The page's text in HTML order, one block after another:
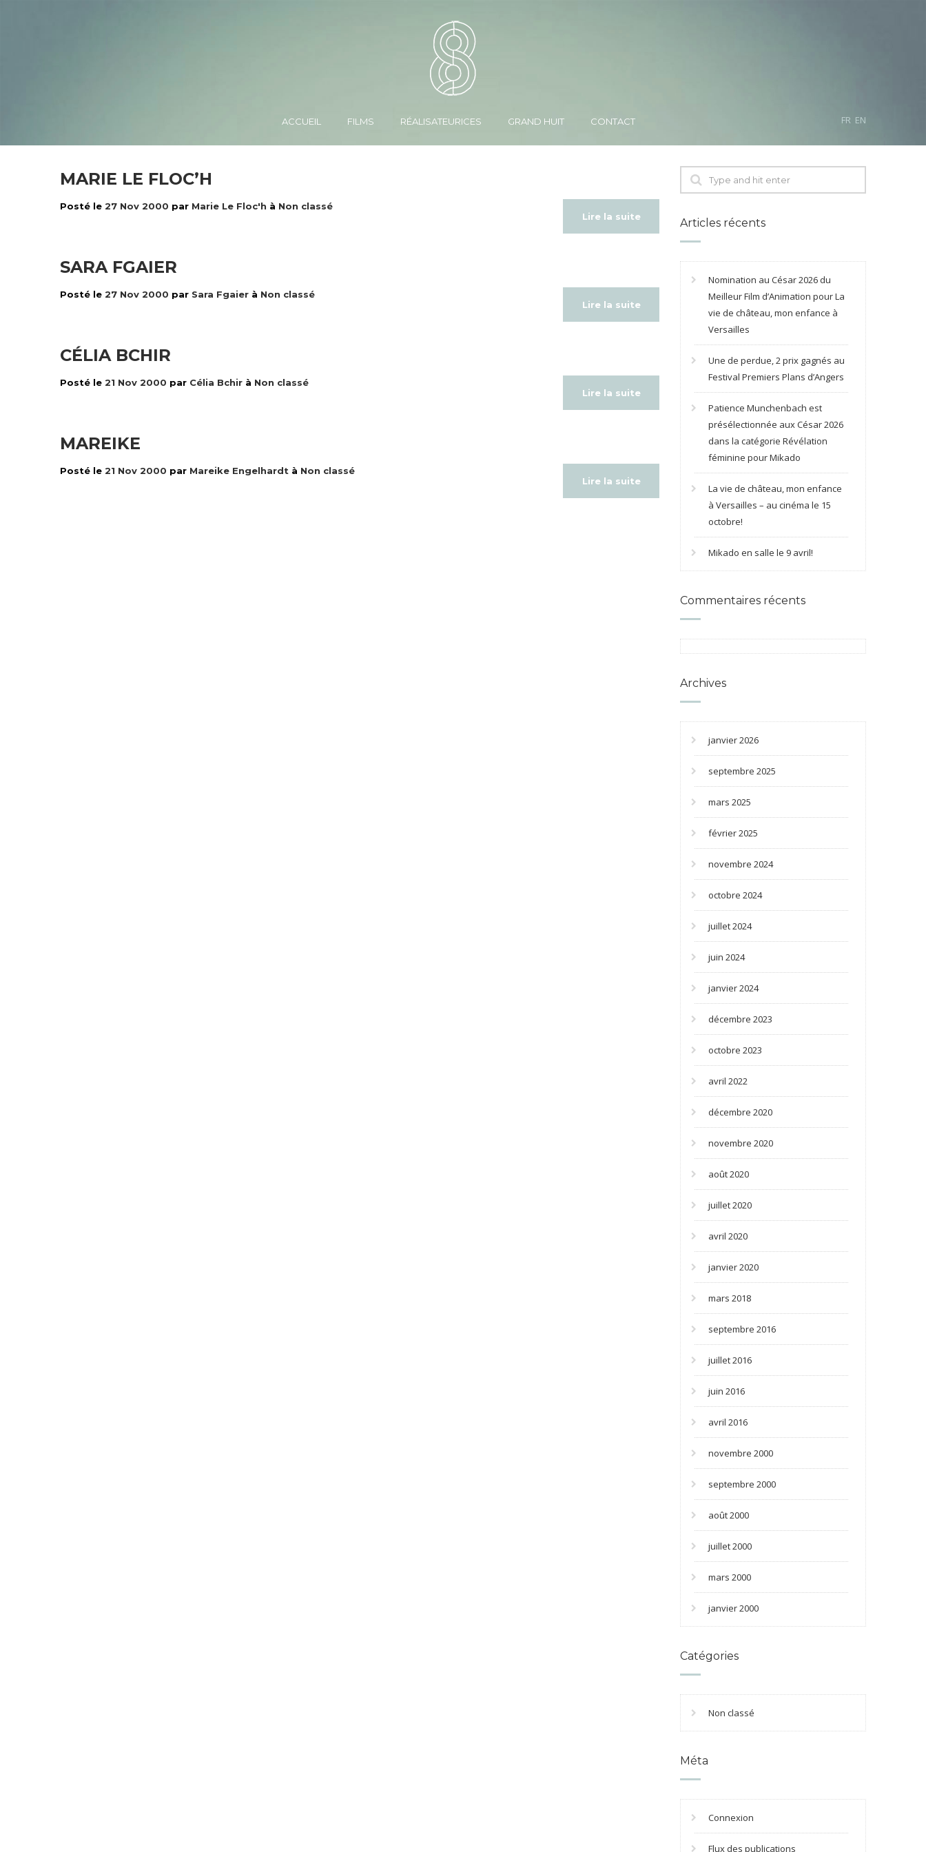
ACCUEIL FILMS RÉALISATEURICES GRAND HUIT CONTACT FR EN
MARIE LE FLOC’H
Posté le 27 Nov 2000 par Marie Le Floc'h à Non classé
Lire la suite
SARA FGAIER
Posté le 27 Nov 2000 par Sara Fgaier à Non classé
Lire la suite
CÉLIA BCHIR
Posté le 21 Nov 2000 par Célia Bchir à Non classé
Lire la suite
MAREIKE
Posté le 21 Nov 2000 par Mareike Engelhardt à Non classé
Lire la suite
Articles récents
Nomination au César 2026 du
Meilleur Film d’Animation pour La
vie de château, mon enfance à
Versailles
Une de perdue, 2 prix gagnés au
Festival Premiers Plans d’Angers
Patience Munchenbach est
présélectionnée aux César 2026
dans la catégorie Révélation
féminine pour Mikado
La vie de château, mon enfance
à Versailles – au cinéma le 15
octobre!
Mikado en salle le 9 avril!
Commentaires récents
Archives
janvier 2026
septembre 2025
mars 2025
février 2025
novembre 2024
octobre 2024
juillet 2024
juin 2024
janvier 2024
décembre 2023
octobre 2023
avril 2022
décembre 2020
novembre 2020
août 2020
juillet 2020
avril 2020
janvier 2020
mars 2018
septembre 2016
juillet 2016
juin 2016
avril 2016
novembre 2000
septembre 2000
août 2000
juillet 2000
mars 2000
janvier 2000
Catégories
Non classé
Méta
Connexion
Flux des publications